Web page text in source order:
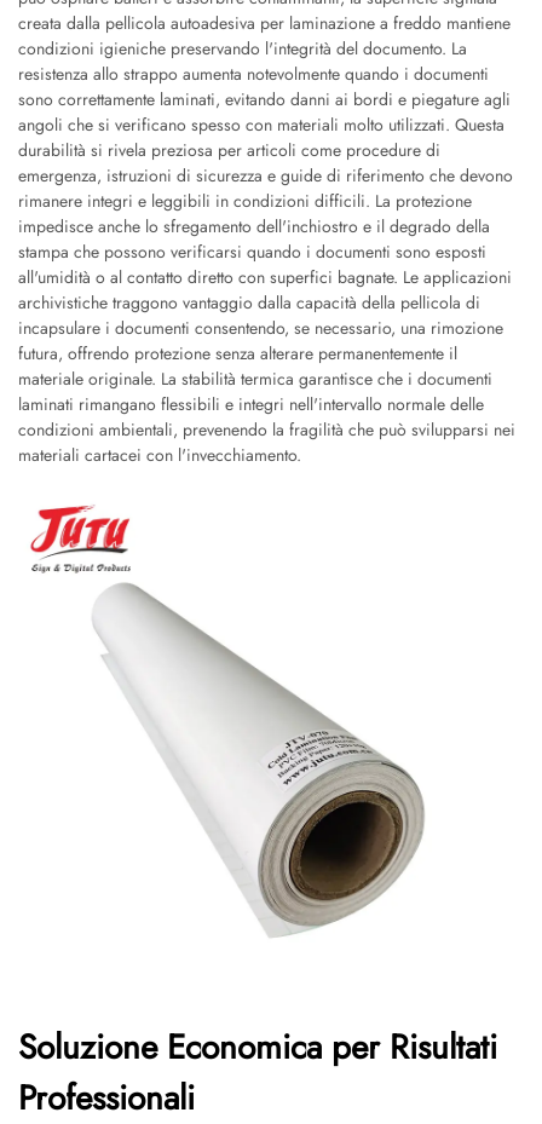
creata dalla pellicola autoadesiva per laminazione a freddo mantiene
condizioni igieniche preservando l'integrità del documento. La
resistenza allo strappo aumenta notevolmente quando i documenti
sono correttamente laminati, evitando danni ai bordi e piegature agli
angoli che si verificano spesso con materiali molto utilizzati. Questa
durabilità si rivela preziosa per articoli come procedure di
emergenza, istruzioni di sicurezza e guide di riferimento che devono
rimanere integri e leggibili in condizioni difficili. La protezione
impedisce anche lo sfregamento dell'inchiostro e il degrado della
stampa che possono verificarsi quando i documenti sono esposti
all'umidità o al contatto diretto con superfici bagnate. Le applicazioni
archivistiche traggono vantaggio dalla capacità della pellicola di
incapsulare i documenti consentendo, se necessario, una rimozione
futura, offrendo protezione senza alterare permanentemente il
materiale originale. La stabilità termica garantisce che i documenti
laminati rimangano flessibili e integri nell'intervallo normale delle
condizioni ambientali, prevenendo la fragilità che può svilupparsi nei
materiali cartacei con l'invecchiamento.
Soluzione Economica per Risultati
Professionali